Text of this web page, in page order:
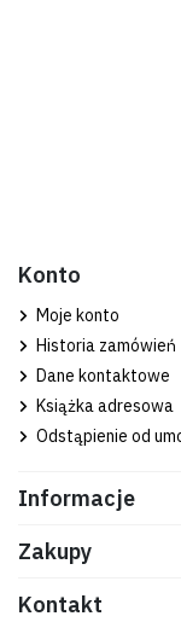
Konto
Moje konto
Historia zamówień
Dane kontaktowe
Książka adresowa
Odstąpienie od
Informacje
Zakupy
Kontakt